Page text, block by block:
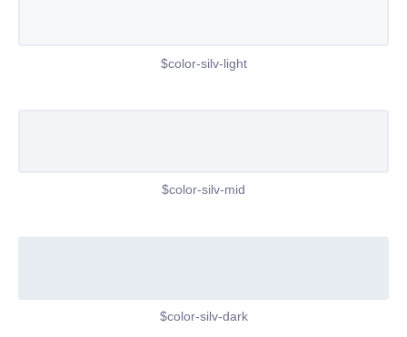
$color-silv-light
$color-silv-mid
$color-silv-dark